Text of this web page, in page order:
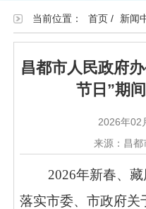
当前位置： 首页/ 新闻
昌都市人民政府
节日”期
2026年02
来源：昌
2026年新春、藏
落实市委、市政府关